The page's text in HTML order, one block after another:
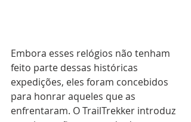
Embora esses relógios não tenham
feito parte dessas históricas
expedições, eles foram concebidos
para honrar aqueles que as
enfrentaram. O TrailTrekker introduz